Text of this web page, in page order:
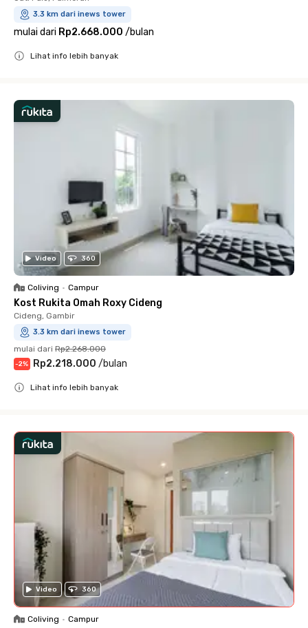
3.3 km dari inews tower
mulai dari Rp2.668.000 /bulan
Lihat info lebih banyak
Video 360
Coliving • Campur
Kost Rukita Omah Roxy Cideng
Cideng, Gambir
3.3 km dari inews tower
mulai dari Rp2.268.000
-2% Rp2.218.000 /bulan
Lihat info lebih banyak
Video 360
Coliving • Campur